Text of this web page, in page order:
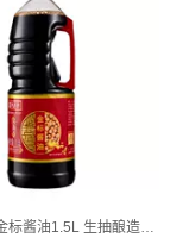
【致美斋】金标酱油1.5L 生抽酿造酱油